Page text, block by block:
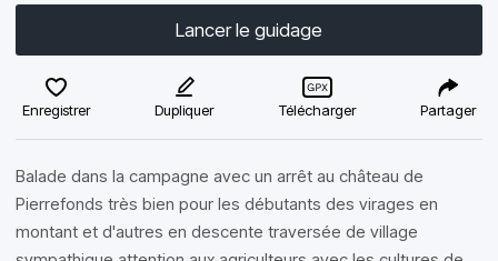
Lancer le guidage
Enregistrer Dupliquer Télécharger Partager
Balade dans la campagne avec un arrêt au château de
Pierrefonds très bien pour les débutants des virages en
montant et d'autres en descente traversée de village